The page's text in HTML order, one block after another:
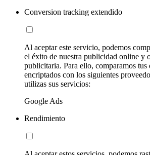
Conversion tracking extendido
Al aceptar este servicio, podemos
el éxito de nuestra publicidad online y
publicitaria. Para ello, comparamos tus
encriptados con los siguientes
utilizas sus servicios:
Google Ads
Rendimiento